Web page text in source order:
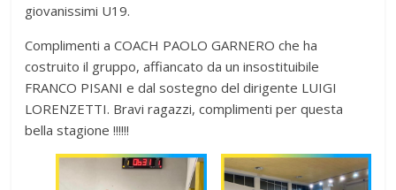
giovanissimi U19.
Complimenti a COACH PAOLO GARNERO che ha
costruito il gruppo, affiancato da un insostituibile
FRANCO PISANI e dal sostegno del dirigente LUIGI
LORENZETTI. Bravi ragazzi, complimenti per questa
bella stagione !!!!!!